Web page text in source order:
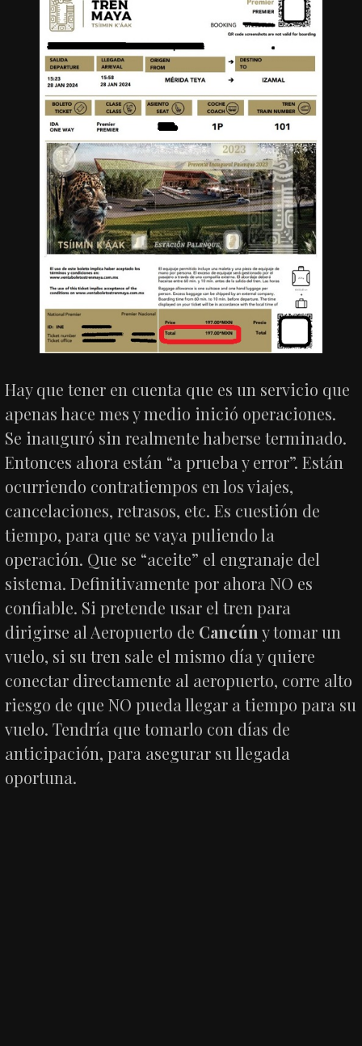
Hay que tener en cuenta que es un servicio que
apenas hace mes y medio inició operaciones.
Se inauguró sin realmente haberse terminado.
Entonces ahora están “a prueba y error”. Están
ocurriendo contratiempos en los viajes,
cancelaciones, retrasos, etc. Es cuestión de
tiempo, para que se vaya puliendo la
operación. Que se “aceite” el engranaje del
sistema. Definitivamente por ahora NO es
confiable. Si pretende usar el tren para
dirigirse al Aeropuerto de Cancún y tomar un
vuelo, si su tren sale el mismo día y quiere
conectar directamente al aeropuerto, corre alto
riesgo de que NO pueda llegar a tiempo para su
vuelo. Tendría que tomarlo con días de
anticipación, para asegurar su llegada
oportuna.